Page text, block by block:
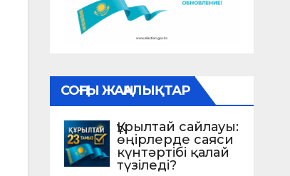
СОҢҒЫ ЖАҢАЛЫҚТАР
Құрылтай сайлауы:
өңірлерде саяси
күнтәртібі қалай
түзіледі?